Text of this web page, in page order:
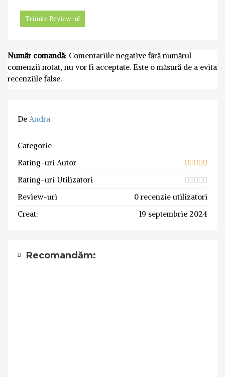
Număr comandă: Comentariile negative fără numărul
comenzii notat, nu vor fi acceptate. Este o măsură de a evita
recenziile false.
De Andra
Categorie
Rating-uri Autor
Rating-uri Utilizatori
Review-uri
0 recenzie utilizatori
Creat:
19 septembrie 2024
Recomandăm: